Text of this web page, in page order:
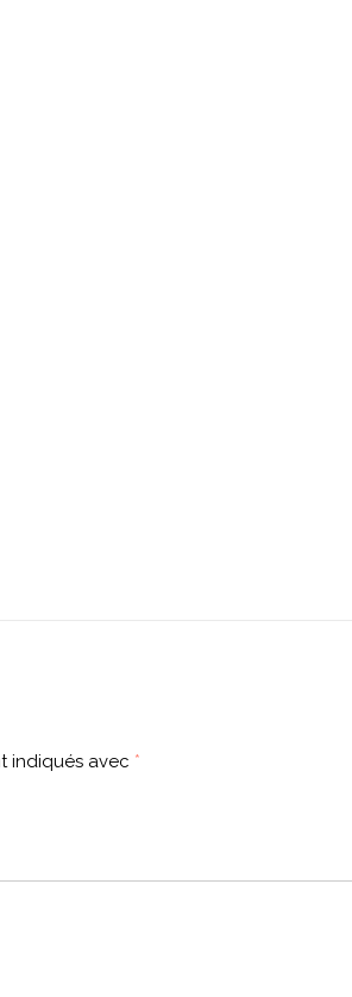
indiqués avec *